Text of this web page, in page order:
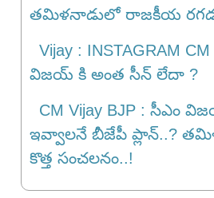
తమిళనాడులో రాజకీయ
Vijay : INSTAGRAM
విజయ్ కి అంత సీన్ లేదా ?
CM Vijay BJP : సీఎం
ఇవ్వాలనే బీజేపీ ప్లాన్..?
కొత్త సంచలనం..!